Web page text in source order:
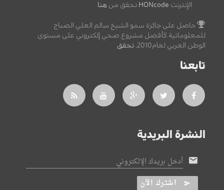
الإنترنت HONcode تحقق من هنا
حاصل على جائزة سمو الشيخ سالم العلي الصباح
للمعلوماتية كأفضل مشروع صحي إلكتروني على مستوى
الوطن العربي لعام2010,
تحقق.
تابعنا
النشرة البريدية
أدخل بريدك الإلكتروني
اشترك الآن